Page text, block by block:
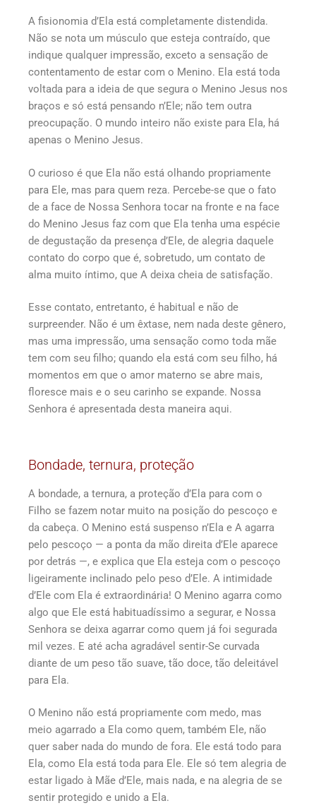
A fisionomia d’Ela está completamente distendida.
Não se nota um músculo que esteja contraído, que
indique qualquer impressão, exceto a sensação de
contentamento de estar com o Menino. Ela está toda
voltada para a ideia de que segura o Menino Jesus nos
braços e só está pensando n’Ele; não tem outra
preocupação. O mundo inteiro não existe para Ela, há
apenas o Menino Jesus.
O curioso é que Ela não está olhando propriamente
para Ele, mas para quem reza. Percebe-se que o fato
de a face de Nossa Senhora tocar na fronte e na face
do Menino Jesus faz com que Ela tenha uma espécie
de degustação da presença d’Ele, de alegria daquele
contato do corpo que é, sobretudo, um contato de
alma muito íntimo, que A deixa cheia de satisfação.
Esse contato, entretanto, é habitual e não de
surpreender. Não é um êxtase, nem nada deste gênero,
mas uma impressão, uma sensação como toda mãe
tem com seu filho; quando ela está com seu filho, há
momentos em que o amor materno se abre mais,
floresce mais e o seu carinho se expande. Nossa
Senhora é apresentada desta maneira aqui.
Bondade, ternura, proteção
A bondade, a ternura, a proteção d’Ela para com o
Filho se fazem notar muito na posição do pescoço e
da cabeça. O Menino está suspenso n’Ela e A agarra
pelo pescoço — a ponta da mão direita d’Ele aparece
por detrás —, e explica que Ela esteja com o pescoço
ligeiramente inclinado pelo peso d’Ele. A intimidade
d’Ele com Ela é extraordinária! O Menino agarra como
algo que Ele está habituadíssimo a segurar, e Nossa
Senhora se deixa agarrar como quem já foi segurada
mil vezes. E até acha agradável sentir-Se curvada
diante de um peso tão suave, tão doce, tão deleitável
para Ela.
O Menino não está propriamente com medo, mas
meio agarrado a Ela como quem, também Ele, não
quer saber nada do mundo de fora. Ele está todo para
Ela, como Ela está toda para Ele. Ele só tem alegria de
estar ligado à Mãe d’Ele, mais nada, e na alegria de se
sentir protegido e unido a Ela.